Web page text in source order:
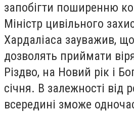
запобігти поширенню
Міністр цивільного
Хардаліаса зауважив,
дозволять приймати
Різдво, на Новий рік і
січня. В залежності від
всередині зможе